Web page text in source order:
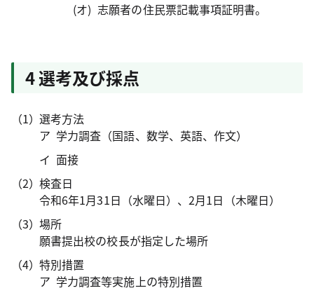
志願者の住民票記載事項証明書。
4 選考及び採点
選考方法
学力調査（国語、数学、英語、作文）
面接
検査日
令和6年1月31日（水曜日）、2月1日（木曜日）
場所
願書提出校の校長が指定した場所
特別措置
学力調査等実施上の特別措置